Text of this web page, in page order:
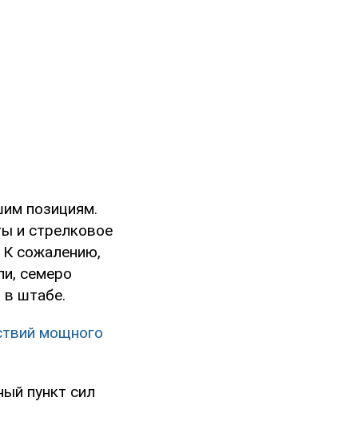
позициям.
и стрелковое
К сожалению,
семеро
в штабе.
мощного
пункт сил